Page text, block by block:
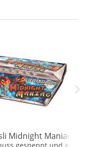
Midnight Maniac